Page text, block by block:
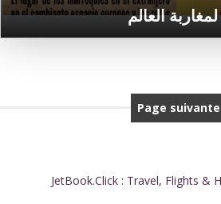
العالم
Page suivante
JetBook.Click : Travel, Flights &